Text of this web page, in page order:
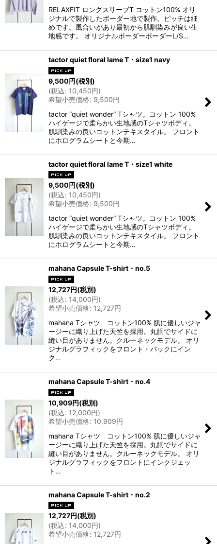
RELAXFIT ロングスリーブT コットン100% オリ
ジナルで製作したボーダー地で製作。ピッチは細
めです。風合いがあり最初から肌馴染みが良い生
地感です。 オリジナルボーダーボーダーL/S…
tactor quiet floral lame T・size1 navy
9,500円(税別)
(税込: 10,450円)
希望小売価格: 9,500円
tactor “quiet wonder” Tシャツ。コットン 100%
ハイゲージで柔らかい生地感のTシャツボディ。
肌馴染みの良いコットンテキスタイル。 フロント
にホログラムシートと今期…
tactor quiet floral lame T・size1 white
9,500円(税別)
(税込: 10,450円)
希望小売価格: 9,500円
tactor “quiet wonder” Tシャツ。コットン 100%
ハイゲージで柔らかい生地感のTシャツボディ。
肌馴染みの良いコットンテキスタイル。 フロント
にホログラムシートと今期…
mahana Capsule T-shirt・no.5
12,727円(税別)
(税込: 14,000円)
希望小売価格: 12,727円
mahana Tシャツ コットン100% 肌に優しいジャ
ージーに織り上げた天竺を採用。丸胴でサイドに
縫い目がありません。クルーネックモデル。 オリ
ジナルグラフィックをフロント・バックにイン
ク…
mahana Capsule T-shirt・no.4
10,909円(税別)
(税込: 12,000円)
希望小売価格: 10,909円
mahana Tシャツ コットン100% 肌に優しいジャ
ージーに織り上げた天竺を採用。丸胴でサイドに
縫い目がありません。クルーネックモデル。 オリ
ジナルグラフィックをフロントにインクジェッ
ト…
mahana Capsule T-shirt・no.2
12,727円(税別)
(税込: 14,000円)
希望小売価格: 12,727円